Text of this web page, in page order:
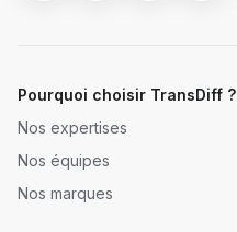
Pourquoi choisir TransDiff ?
Nos expertises
Nos équipes
Nos marques